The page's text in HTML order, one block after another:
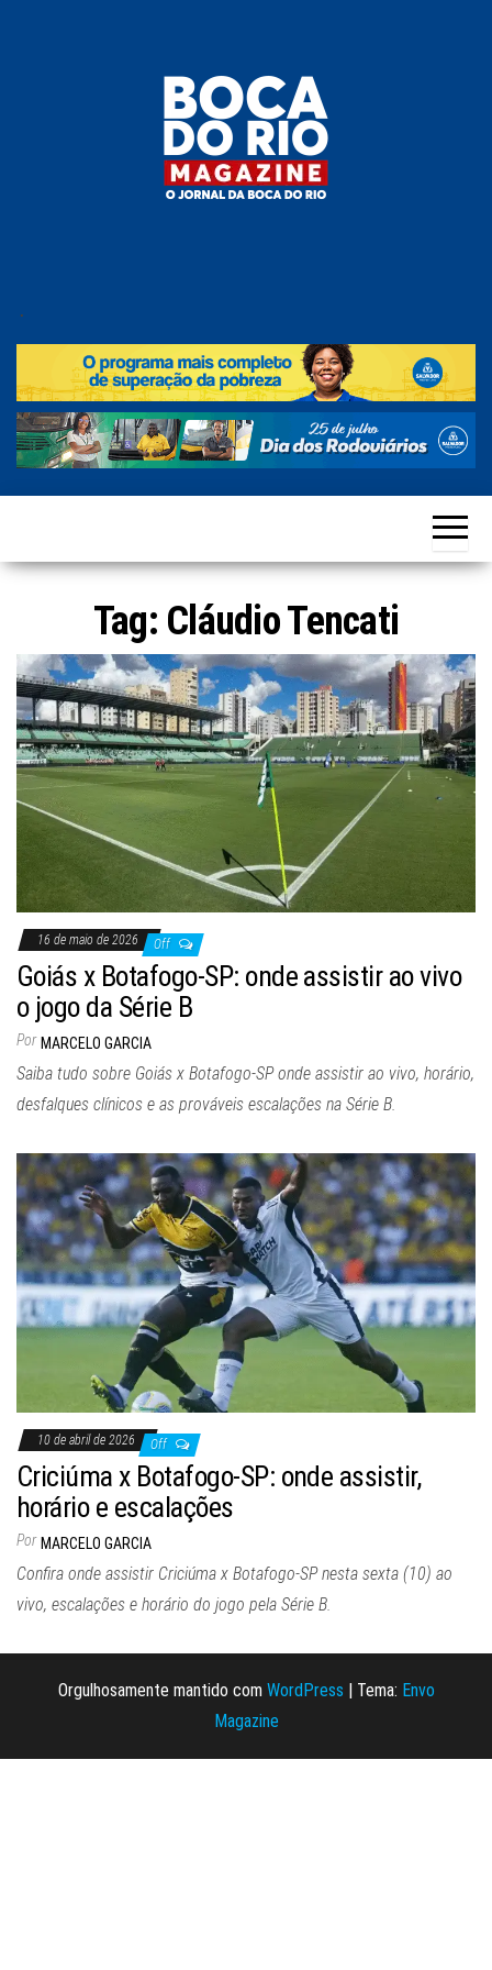
Magazine
do Rio
e
região!
.
Tag: Cláudio Tencati
16 de maio de 2026 Off
Goiás x Botafogo-SP: onde assistir ao vivo
o jogo da Série B
Por MARCELO GARCIA
Saiba tudo sobre Goiás x Botafogo-SP onde assistir ao vivo, horário,
desfalques clínicos e as prováveis escalações na Série B.
10 de abril de 2026 Off
Criciúma x Botafogo-SP: onde assistir,
horário e escalações
Por MARCELO GARCIA
Confira onde assistir Criciúma x Botafogo-SP nesta sexta (10) ao
vivo, escalações e horário do jogo pela Série B.
Orgulhosamente mantido com WordPress | Tema: Envo
Magazine